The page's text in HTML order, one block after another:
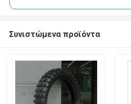
Συνιστώμενα προϊόντα